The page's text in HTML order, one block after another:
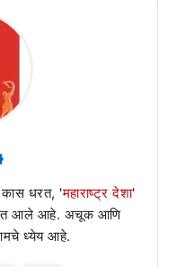
कास धरत, 'महाराष्ट्र देशा'
करत आले आहे. अचूक आणि
आमचे ध्येय आहे.